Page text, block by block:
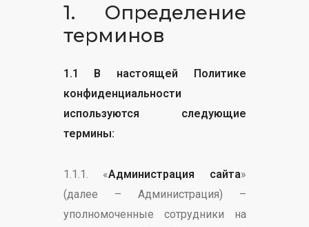
1. Определение
терминов
1.1 В настоящей Политике
конфиденциальности
используются следующие
термины:
1.1.1. «Администрация сайта»
(далее – Администрация) –
уполномоченные сотрудники на